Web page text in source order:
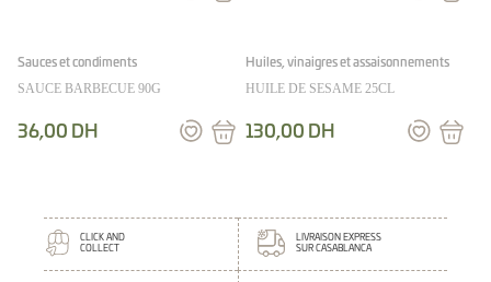
Sauces et condiments
SAUCE BARBECUE 90G
36,00 DH
Huiles, vinaigres et assaisonnements
HUILE DE SESAME 25CL
130,00 DH
CLICK AND
COLLECT
LIVRAISON EXPRESS
SUR CASABLANCA